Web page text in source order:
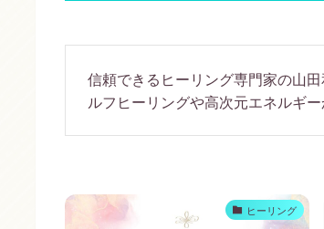
信頼できるヒーリング専門家の山
ルフヒーリングや高次元エネルギ
ヒーリング